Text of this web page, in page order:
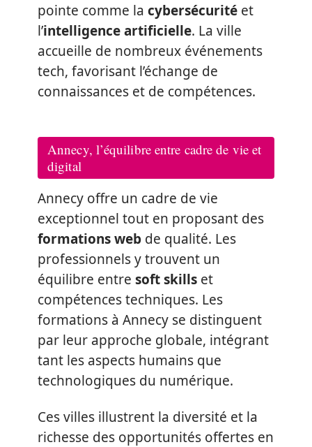
pointe comme la cybersécurité et
l’intelligence artificielle. La ville
accueille de nombreux événements
tech, favorisant l’échange de
connaissances et de compétences.
Annecy, l’équilibre entre cadre de vie et
digital
Annecy offre un cadre de vie
exceptionnel tout en proposant des
formations web de qualité. Les
professionnels y trouvent un
équilibre entre soft skills et
compétences techniques. Les
formations à Annecy se distinguent
par leur approche globale, intégrant
tant les aspects humains que
technologiques du numérique.
Ces villes illustrent la diversité et la
richesse des opportunités offertes en